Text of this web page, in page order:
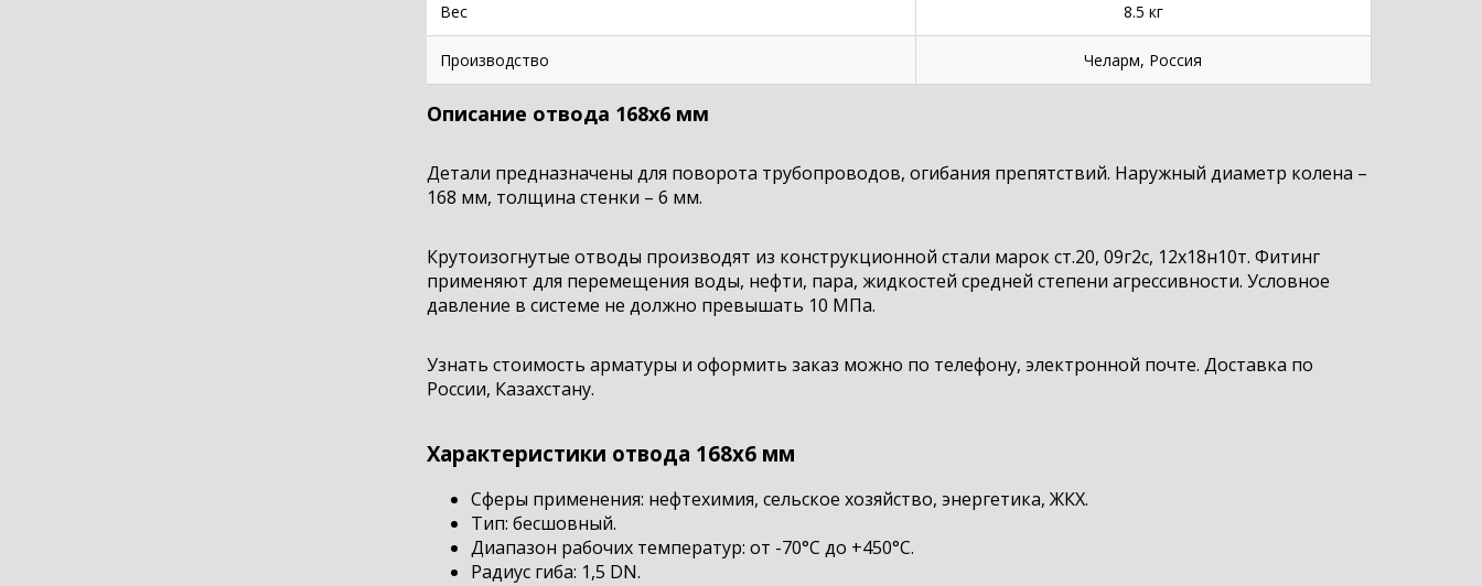
Вес 8.5 кг
Производство Челарм, Россия
Описание отвода 168х6 мм
Детали предназначены для поворота трубопроводов, огибания препятствий. Наружный диаметр колена –
168 мм, толщина стенки – 6 мм.
Крутоизогнутые отводы производят из конструкционной стали марок ст.20, 09г2с, 12х18н10т. Фитинг
применяют для перемещения воды, нефти, пара, жидкостей средней степени агрессивности. Условное
давление в системе не должно превышать 10 МПа.
Узнать стоимость арматуры и оформить заказ можно по телефону, электронной почте. Доставка по
России, Казахстану.
Характеристики отвода 168х6 мм
Сферы применения: нефтехимия, сельское хозяйство, энергетика, ЖКХ.
Тип: бесшовный.
Диапазон рабочих температур: от -70°С до +450°С.
Радиус гиба: 1,5 DN.